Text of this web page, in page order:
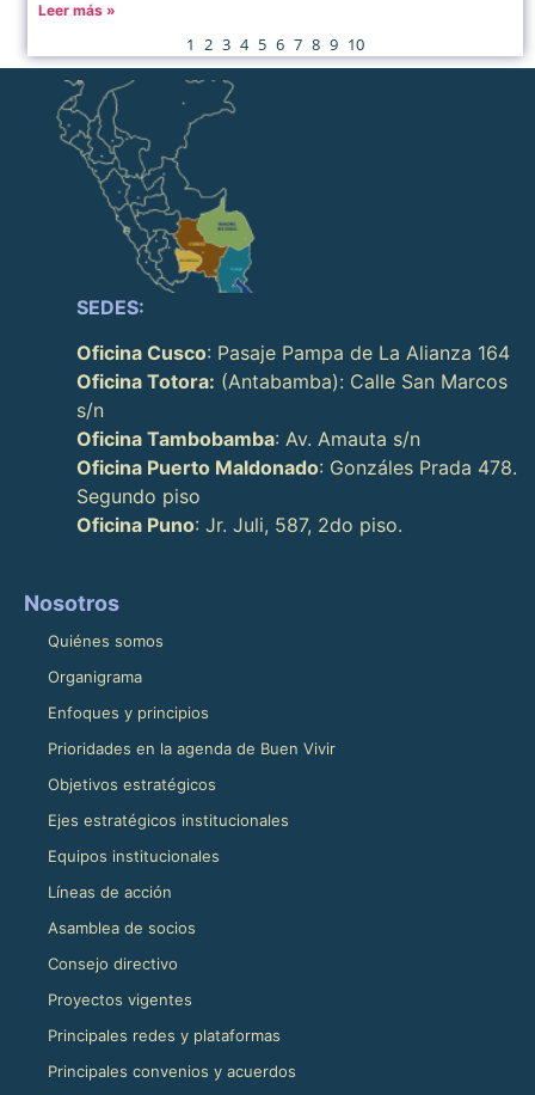
Leer más »
1 2 3 4 5 6 7 8 9 10
SEDES:
Oficina Cusco: Pasaje Pampa de La Alianza 164
Oficina Totora: (Antabamba): Calle San Marcos
s/n
Oficina Tambobamba: Av. Amauta s/n
Oficina Puerto Maldonado: Gonzáles Prada 478.
Segundo piso
Oficina Puno: Jr. Juli, 587, 2do piso.
Nosotros
Quiénes somos
Organigrama
Enfoques y principios
Prioridades en la agenda de Buen Vivir
Objetivos estratégicos
Ejes estratégicos institucionales
Equipos institucionales
Líneas de acción
Asamblea de socios
Consejo directivo
Proyectos vigentes
Principales redes y plataformas
Principales convenios y acuerdos